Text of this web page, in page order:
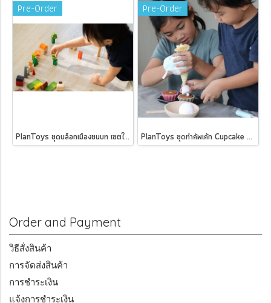
Pre-Order
PlanToys ชุดบล็อกเมืองชนบท เซตใหญ่ Countryside Blocks
Pre-Order
PlanToys ชุดทำคัพเค้ก Cupcake set
Order and Payment
วิธีสั่งสินค้า
การจัดส่งสินค้า
การชำระเงิน
แจ้งการชำระเงิน